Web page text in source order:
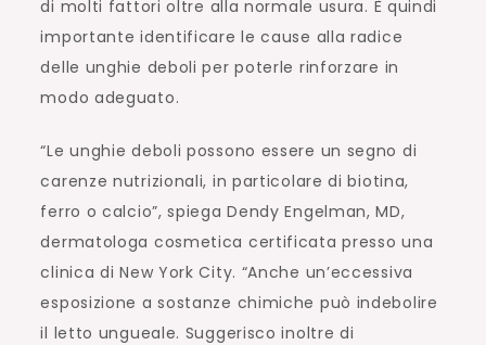
di molti fattori oltre alla normale usura. È quindi
importante identificare le cause alla radice
delle unghie deboli per poterle rinforzare in
modo adeguato.
“Le unghie deboli possono essere un segno di
carenze nutrizionali, in particolare di biotina,
ferro o calcio”, spiega Dendy Engelman, MD,
dermatologa cosmetica certificata presso una
clinica di New York City. “Anche un’eccessiva
esposizione a sostanze chimiche può indebolire
il letto ungueale. Suggerisco inoltre di